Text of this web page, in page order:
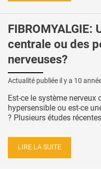
centrale ou des
nerveuses?
Actualité publiée il y a 10
Est-ce le système
hypersensible ou est-ce
? Plusieurs études
LIRE LA SUITE